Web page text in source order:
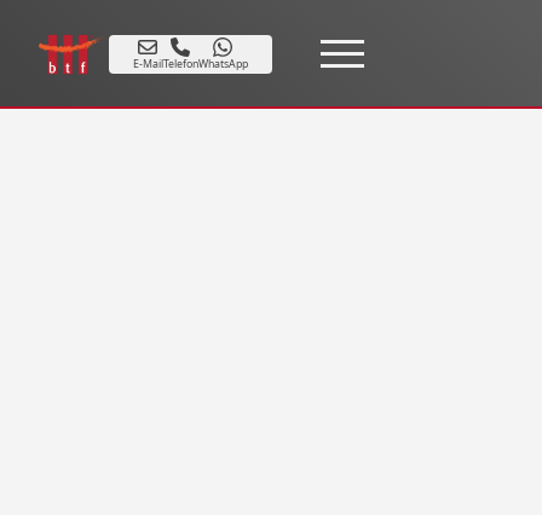
E-MailTelefonWhatsApp